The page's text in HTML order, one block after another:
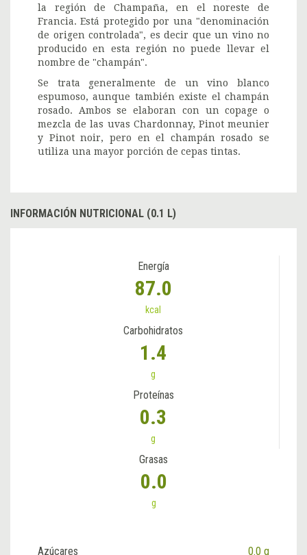
la región de Champaña, en el noreste de
Francia. Está protegido por una "denominación
de origen controlada", es decir que un vino no
producido en esta región no puede llevar el
nombre de "champán".
Se trata generalmente de un vino blanco
espumoso, aunque también existe el champán
rosado. Ambos se elaboran con un copage o
mezcla de las uvas Chardonnay, Pinot meunier
y Pinot noir, pero en el champán rosado se
utiliza una mayor porción de cepas tintas.
INFORMACIÓN NUTRICIONAL (0.1 L)
Energía
87.0
kcal
Carbohidratos
1.4
g
Proteínas
0.3
g
Grasas
0.0
g
Azúcares 0.0 g